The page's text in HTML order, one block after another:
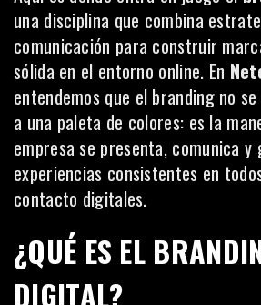
una disciplina que combina
comunicación para construir
sólida en el entorno online. En
entendemos que el branding no
a una paleta de colores: es la
empresa se presenta, comunica y
experiencias consistentes en
contacto digitales.
¿QUÉ ES EL
DIGITAL?